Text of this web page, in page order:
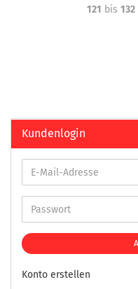
121 bis 132
Kundenlogin
Konto erstellen